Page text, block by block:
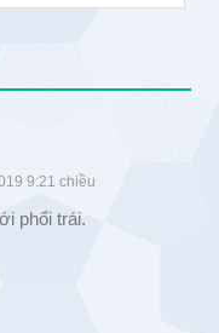
9:21 chiều
phổi trái.